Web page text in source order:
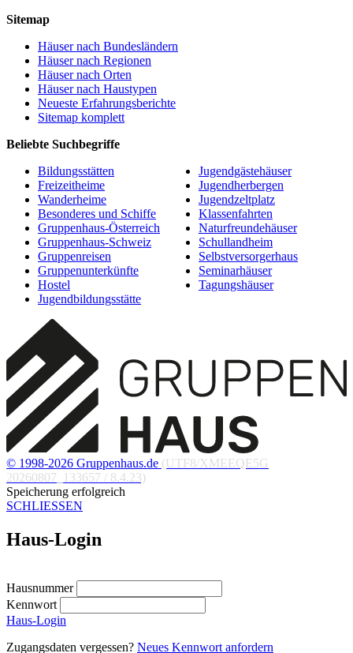
Sitemap
Häuser nach Bundesländern
Häuser nach Regionen
Häuser nach Orten
Häuser nach Haustypen
Neueste Erfahrungsberichte
Sitemap komplett
Beliebte Suchbegriffe
Bildungsstätten
Freizeitheime
Wanderheime
Besonderes und Schiffe
Gruppenhaus-Österreich
Gruppenhaus-Schweiz
Gruppenreisen
Gruppenunterkünfte
Hostel
Jugendbildungsstätte
Jugendgästehäuser
Jugendherbergen
Jugendzeltplatz
Klassenfahrten
Naturfreundehäuser
Schullandheim
Selbstversorgerhaus
Seminarhäuser
Tagungshäuser
© 1998-2026 Gruppenhaus.de (UTF8/XMEEQE5G
20260807_133657 / 8.4.23)
Speicherung erfolgreich
SCHLIESSEN
Haus-Login
Hausnummer
Kennwort
Haus-Login
Zugangsdaten vergessen? Neues Kennwort anfordern